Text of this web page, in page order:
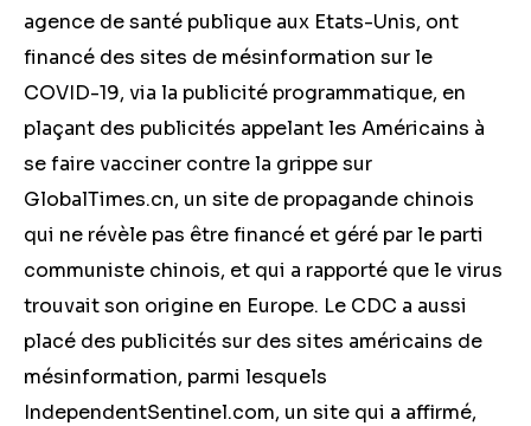
agence de santé publique aux Etats-Unis, ont
financé des sites de mésinformation sur le
COVID-19, via la publicité programmatique, en
plaçant des publicités appelant les Américains à
se faire vacciner contre la grippe sur
GlobalTimes.cn, un site de propagande chinois
qui ne révèle pas être financé et géré par le parti
communiste chinois, et qui a rapporté que le virus
trouvait son origine en Europe. Le CDC a aussi
placé des publicités sur des sites américains de
mésinformation, parmi lesquels
IndependentSentinel.com, un site qui a affirmé,